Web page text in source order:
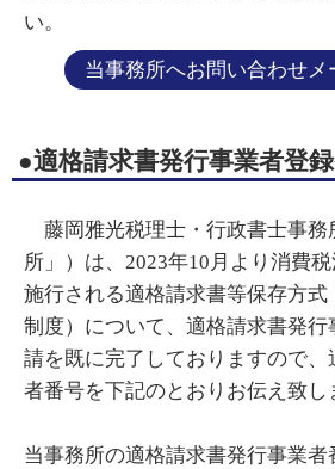
い。
当事務所へお問い合わせメ
●適格請求書発行事業者登
藤岡雅光税理士・行政書士事務
所」）は、2023年10月より消費
施行される適格請求書等保存方式
制度）について、適格請求書発行
請を既に完了しておりますので、
者番号を下記のとおりお伝え致し
当事務所の適格請求書発行事業者